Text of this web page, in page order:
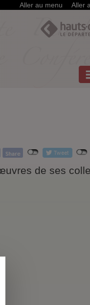
Aller au menu Aller
de ses